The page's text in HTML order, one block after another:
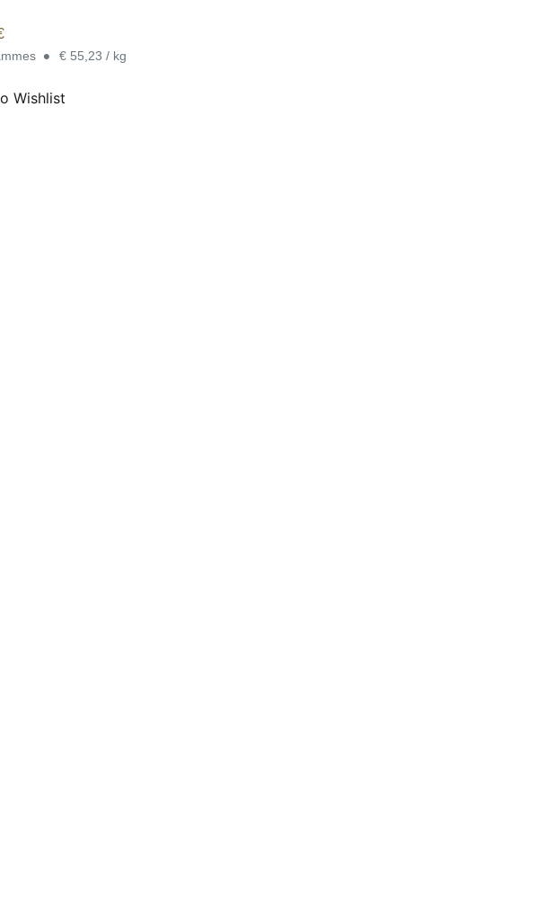
• € 55,23 / kg
Wishlist